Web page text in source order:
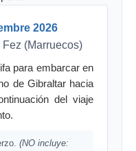
2026
(Marruecos)
para embarcar en
de Gibraltar hacia
del viaje
(NO incluye: